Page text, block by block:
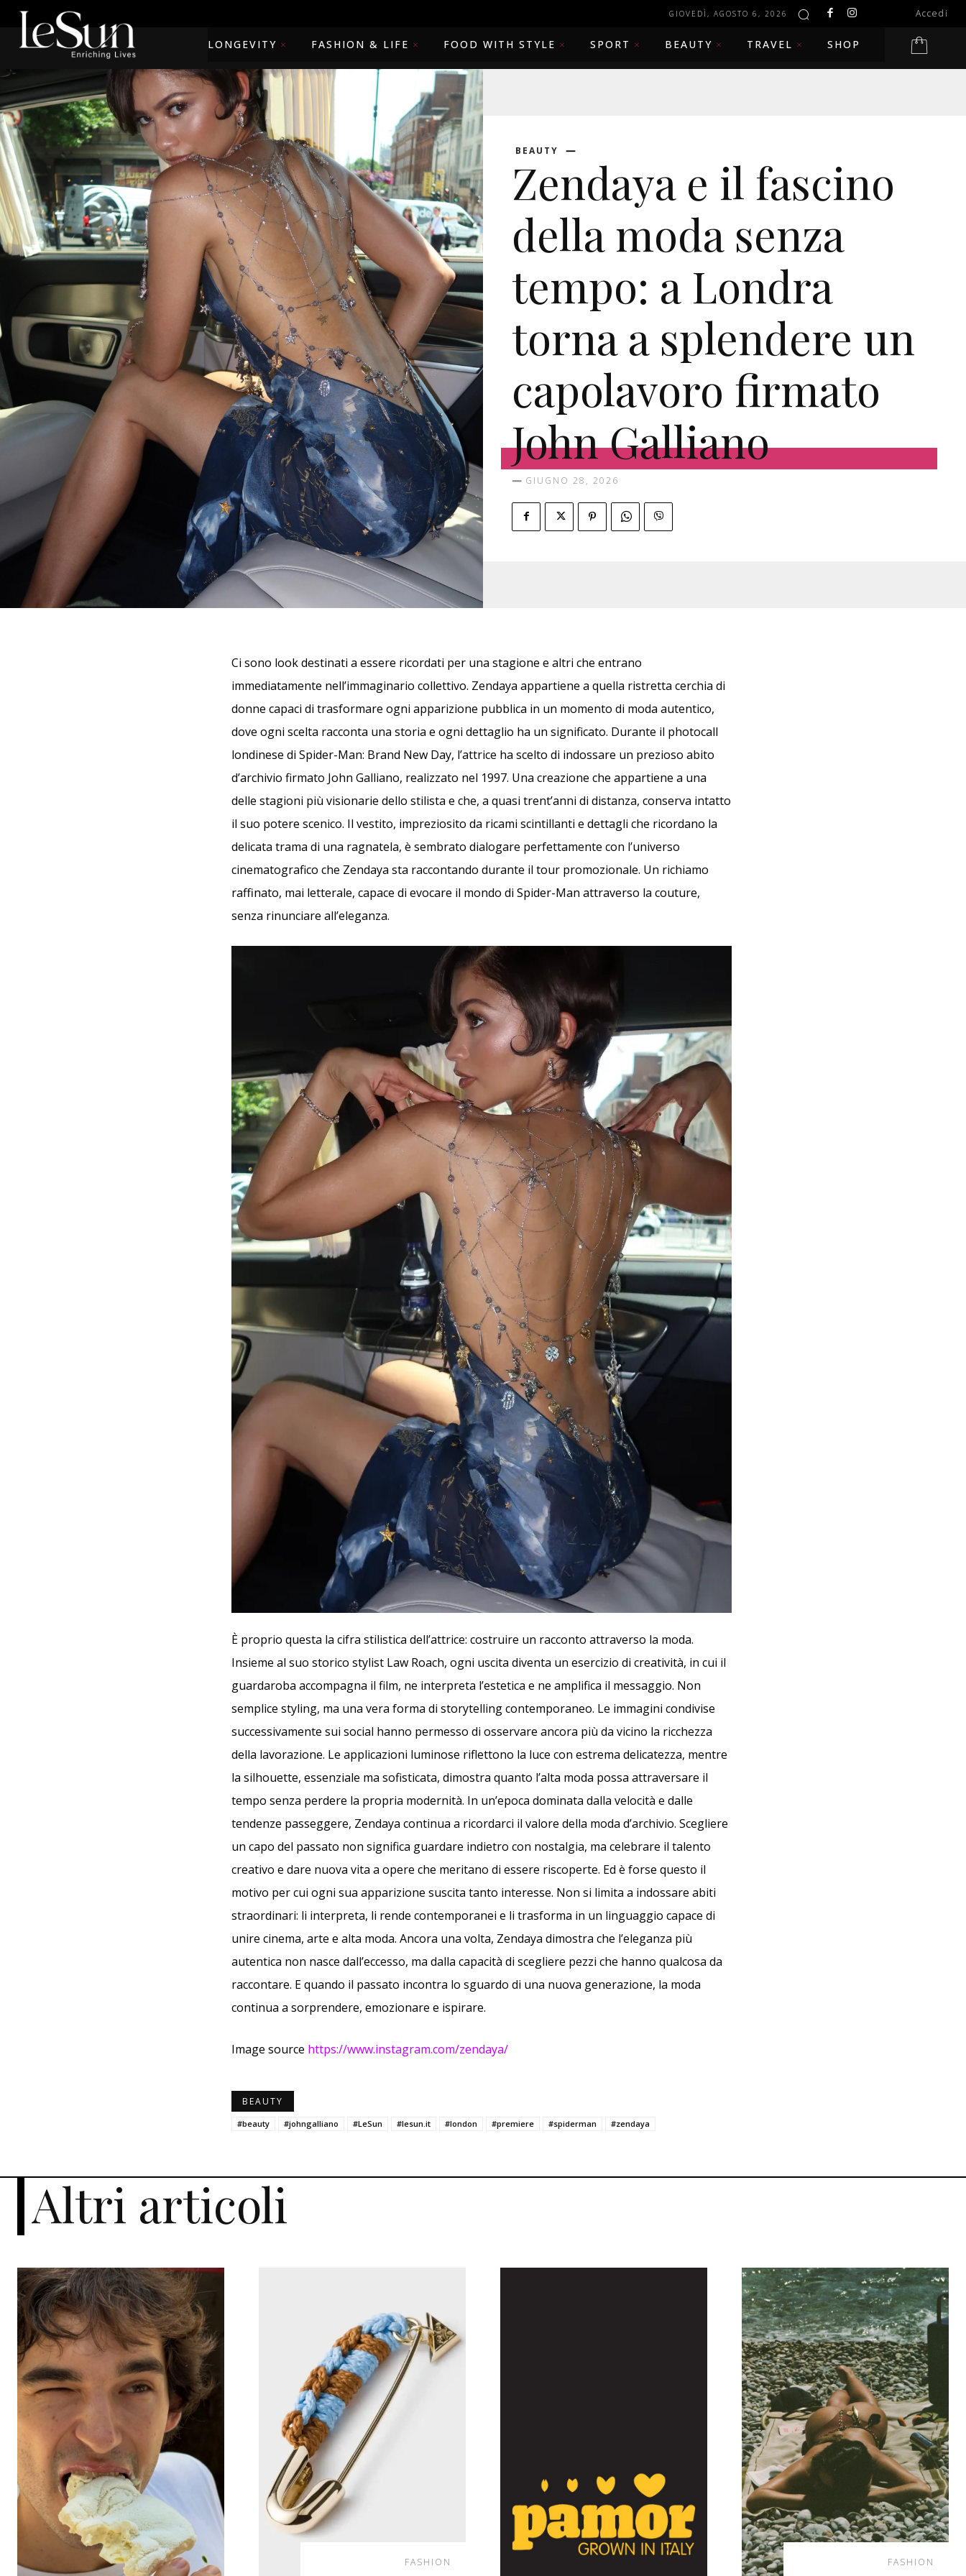
GIOVEDÌ, AGOSTO 6, 2026 Accedi
LONGEVITY FASHION & LIFE FOOD WITH STYLE SPORT BEAUTY TRAVEL SHOP
BEAUTY
Zendaya e il fascino
della moda senza
tempo: a Londra
torna a splendere un
capolavoro firmato
John Galliano
GIUGNO 28, 2026
Ci sono look destinati a essere ricordati per una stagione e altri che entrano
immediatamente nell’immaginario collettivo. Zendaya appartiene a quella ristretta cerchia di
donne capaci di trasformare ogni apparizione pubblica in un momento di moda autentico,
dove ogni scelta racconta una storia e ogni dettaglio ha un significato. Durante il photocall
londinese di Spider-Man: Brand New Day, l’attrice ha scelto di indossare un prezioso abito
d’archivio firmato John Galliano, realizzato nel 1997. Una creazione che appartiene a una
delle stagioni più visionarie dello stilista e che, a quasi trent’anni di distanza, conserva intatto
il suo potere scenico. Il vestito, impreziosito da ricami scintillanti e dettagli che ricordano la
delicata trama di una ragnatela, è sembrato dialogare perfettamente con l’universo
cinematografico che Zendaya sta raccontando durante il tour promozionale. Un richiamo
raffinato, mai letterale, capace di evocare il mondo di Spider-Man attraverso la couture,
senza rinunciare all’eleganza.
È proprio questa la cifra stilistica dell’attrice: costruire un racconto attraverso la moda.
Insieme al suo storico stylist Law Roach, ogni uscita diventa un esercizio di creatività, in cui il
guardaroba accompagna il film, ne interpreta l’estetica e ne amplifica il messaggio. Non
semplice styling, ma una vera forma di storytelling contemporaneo. Le immagini condivise
successivamente sui social hanno permesso di osservare ancora più da vicino la ricchezza
della lavorazione. Le applicazioni luminose riflettono la luce con estrema delicatezza, mentre
la silhouette, essenziale ma sofisticata, dimostra quanto l’alta moda possa attraversare il
tempo senza perdere la propria modernità. In un’epoca dominata dalla velocità e dalle
tendenze passeggere, Zendaya continua a ricordarci il valore della moda d’archivio. Scegliere
un capo del passato non significa guardare indietro con nostalgia, ma celebrare il talento
creativo e dare nuova vita a opere che meritano di essere riscoperte. Ed è forse questo il
motivo per cui ogni sua apparizione suscita tanto interesse. Non si limita a indossare abiti
straordinari: li interpreta, li rende contemporanei e li trasforma in un linguaggio capace di
unire cinema, arte e alta moda. Ancora una volta, Zendaya dimostra che l’eleganza più
autentica non nasce dall’eccesso, ma dalla capacità di scegliere pezzi che hanno qualcosa da
raccontare. E quando il passato incontra lo sguardo di una nuova generazione, la moda
continua a sorprendere, emozionare e ispirare.
Image source https://www.instagram.com/zendaya/
BEAUTY
#beauty #johngalliano #LeSun #lesun.it #london #premiere #spiderman #zendaya
Altri articoli
FASHION FASHION